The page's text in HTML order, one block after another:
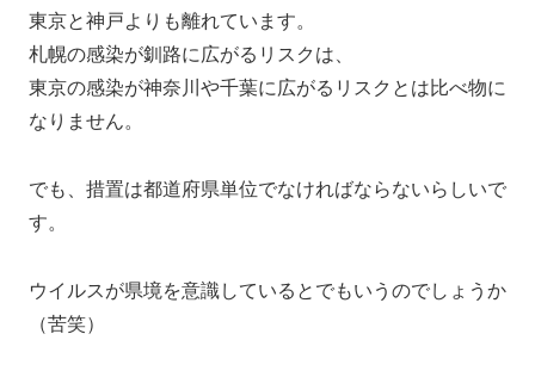
東京と神戸よりも離れています。
札幌の感染が釧路に広がるリスクは、
東京の感染が神奈川や千葉に広がるリスクとは比べ物に
なりません。
でも、措置は都道府県単位でなければならないらしいで
す。
ウイルスが県境を意識しているとでもいうのでしょうか
（苦笑）